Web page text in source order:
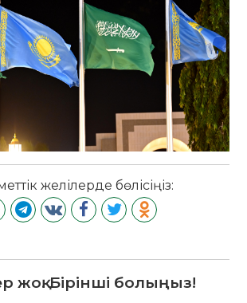
желілерде бөлісіңіз:
жоқ. Бірінші болыңыз!